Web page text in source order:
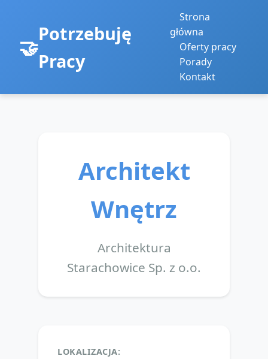
Potrzebuję
Pracy
Strona
główna
Oferty pracy
Porady
Kontakt
Architekt
Wnętrz
Architektura
Starachowice Sp. z o.o.
LOKALIZACJA: